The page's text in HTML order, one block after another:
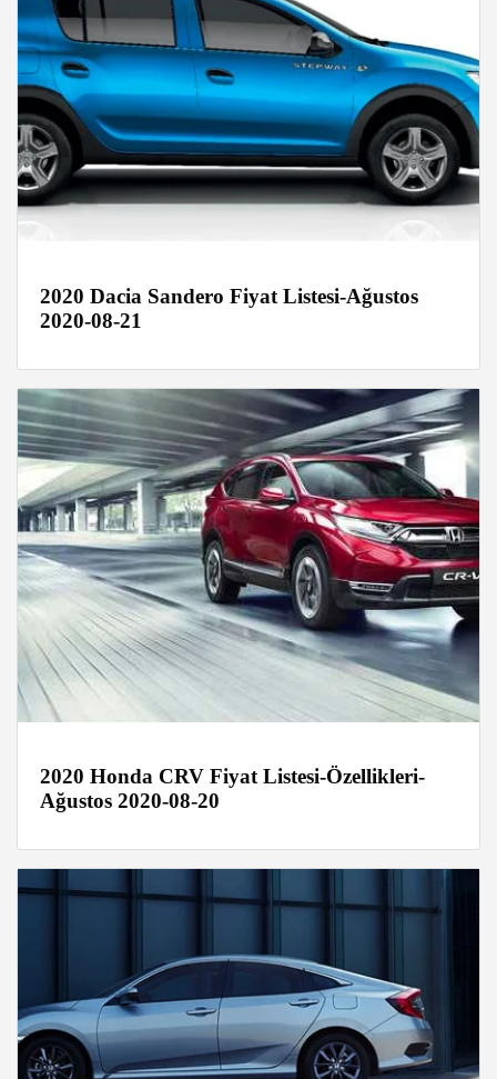
2020 Dacia Sandero Fiyat Listesi-Ağustos
2020-08-21
2020 Honda CRV Fiyat Listesi-Özellikleri-
Ağustos 2020-08-20